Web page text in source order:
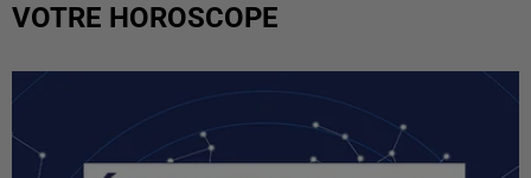
VOTRE HOROSCOPE